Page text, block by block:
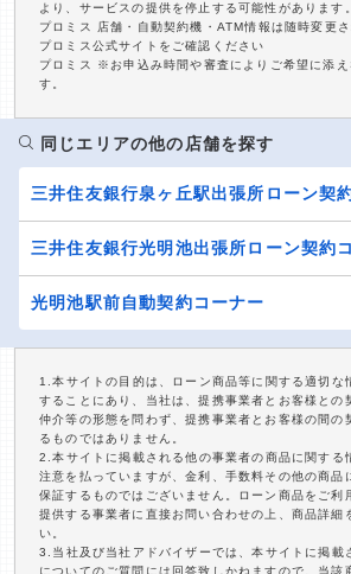
より、サービスの提供を停止する可能性があります。
プロミス 店舗・自動契約機・ATM情報は随時変更
プロミス公式サイトをご確認ください
プロミス ※お申込み時間や審査によりご希望に添え
す。
同じエリアの他の店舗を探す
三井住友銀行泉ヶ丘駅出張所ローン契
三井住友銀行光明池出張所ローン契約
光明池駅前自動契約コーナー
1.本サイトの目的は、ローン商品等に関する適切な
することにあり、当社は、提携事業者とお客様との
仲介等の形態を問わず、提携事業者とお客様の間の
るものではありません。
2.本サイトに掲載される他の事業者の商品に関する
注意を払っていますが、金利、手数料その他の商品
保証するものではございません。ローン商品をご利
提供する事業者に直接お問い合わせの上、商品詳細
い。
3.当社及び当社アドバイザーでは、本サイトに掲載
についてのご質問には回答致しかねますので、当該